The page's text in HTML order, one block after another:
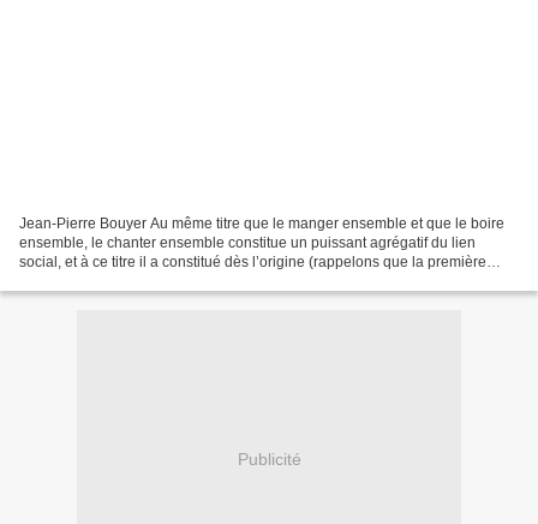
Jean-Pierre Bouyer Au même titre que le manger ensemble et que le boire
ensemble, le chanter ensemble constitue un puissant agrégatif du lien
social, et à ce titre il a constitué dès l’origine (rappelons que la première
Publicité